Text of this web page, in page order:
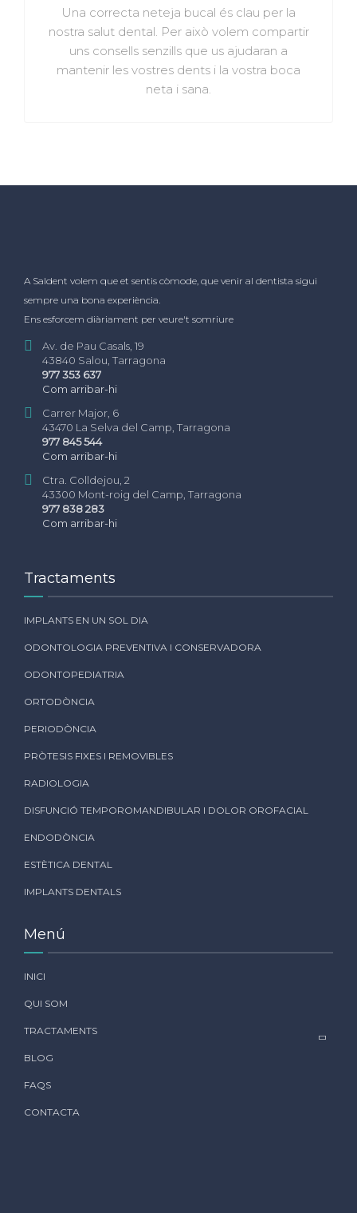
Una correcta neteja bucal és clau per la
nostra salut dental. Per això volem compartir
uns consells senzills que us ajudaran a
mantenir les vostres dents i la vostra boca
neta i sana.
A Saldent volem que et sentis còmode, que venir al dentista sigui
sempre una bona experiència.
Ens esforcem diàriament per veure't somriure
Av. de Pau Casals, 19
43840 Salou, Tarragona
977 353 637
Com arribar-hi
Carrer Major, 6
43470 La Selva del Camp, Tarragona
977 845 544
Com arribar-hi
Ctra. Colldejou, 2
43300 Mont-roig del Camp, Tarragona
977 838 283
Com arribar-hi
Tractaments
IMPLANTS EN UN SOL DIA
ODONTOLOGIA PREVENTIVA I CONSERVADORA
ODONTOPEDIATRIA
ORTODÒNCIA
PERIODÒNCIA
PRÒTESIS FIXES I REMOVIBLES
RADIOLOGIA
DISFUNCIÓ TEMPOROMANDIBULAR I DOLOR OROFACIAL
ENDODÒNCIA
ESTÈTICA DENTAL
IMPLANTS DENTALS
Menú
INICI
QUI SOM
TRACTAMENTS
BLOG
FAQS
CONTACTA